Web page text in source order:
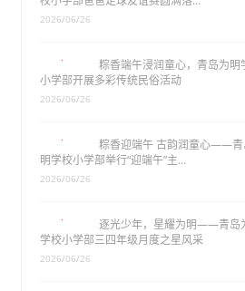
粽香端午浸润童心，青岛为明
小学部开展多彩传统民俗活动
粽香迎端午 古韵润童心——青
明学校小学部举行“迎端午”主…
逐光少年，星耀为明——青岛
学校小学部三四年级月度之星